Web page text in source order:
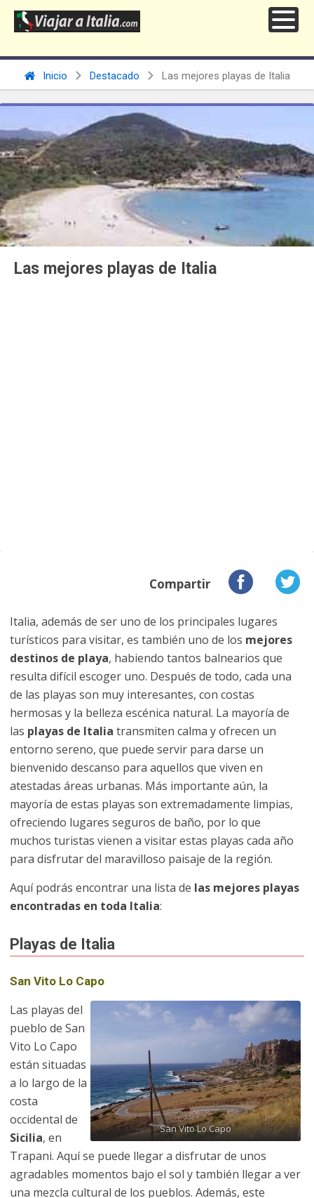
Inicio Destacado Las mejores playas de Italia
Las mejores playas de Italia
Compartir
Italia, además de ser uno de los principales lugares
turísticos para visitar, es también uno de los mejores
destinos de playa, habiendo tantos balnearios que
resulta difícil escoger uno. Después de todo, cada una
de las playas son muy interesantes, con costas
hermosas y la belleza escénica natural. La mayoría de
las playas de Italia transmiten calma y ofrecen un
entorno sereno, que puede servir para darse un
bienvenido descanso para aquellos que viven en
atestadas áreas urbanas. Más importante aún, la
mayoría de estas playas son extremadamente limpias,
ofreciendo lugares seguros de baño, por lo que
muchos turistas vienen a visitar estas playas cada año
para disfrutar del maravilloso paisaje de la región.
Aquí podrás encontrar una lista de las mejores playas
encontradas en toda Italia:
Playas de Italia
San Vito Lo Capo
San Vito Lo Capo
Las playas del
pueblo de San
Vito Lo Capo
están situadas
a lo largo de la
costa
occidental de
Sicilia, en
Trapani. Aquí se puede llegar a disfrutar de unos
agradables momentos bajo el sol y también llegar a ver
una mezcla cultural de los pueblos. Además, este